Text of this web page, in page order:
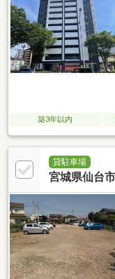
築3年以内
貸駐車場
宮城県仙台